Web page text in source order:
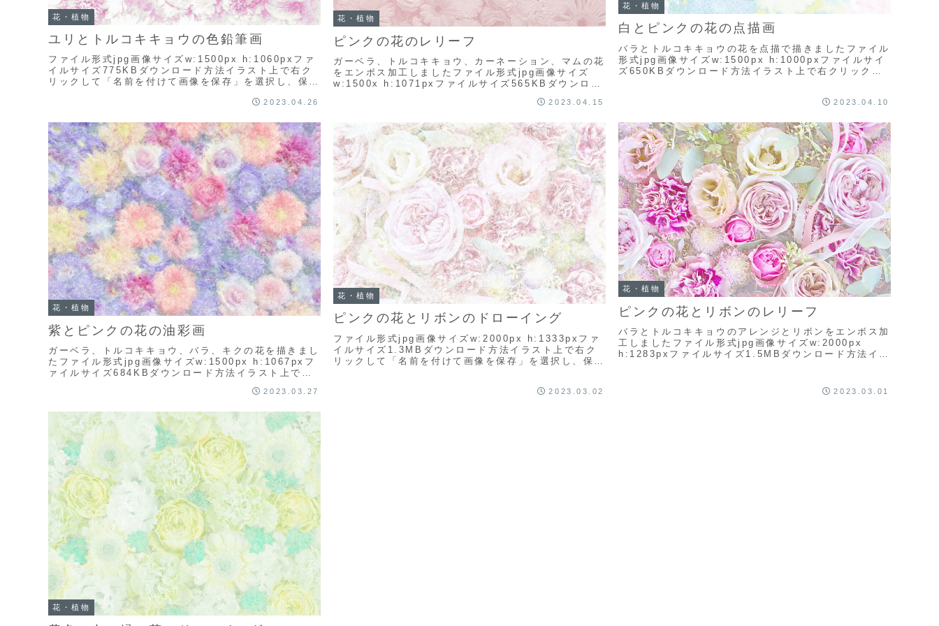
花・植物
ユリとトルコキキョウの色鉛筆画
ファイル形式jpg画像サイズw:1500px h:1060pxファ
イルサイズ775KBダウンロード方法イラスト上で右ク
リックして「名前を付けて画像を保存」を選択し、保存
2023.04.26
花・植物
ピンクの花のレリーフ
ガーベラ、トルコキキョウ、カーネーション、マムの花
をエンボス加工しましたファイル形式jpg画像サイズ
w:1500x h:1071pxファイルサイズ565KBダウンロー
2023.04.15
花・植物
白とピンクの花の点描画
バラとトルコキキョウの花を点描で描きましたファイル
形式jpg画像サイズw:1500px h:1000pxファイルサイ
ズ650KBダウンロード方法イラスト上で右クリックし
2023.04.10
花・植物
紫とピンクの花の油彩画
ガーベラ、トルコキキョウ、バラ、キクの花を描きまし
たファイル形式jpg画像サイズw:1500px h:1067pxフ
ァイルサイズ684KBダウンロード方法イラスト上で右
2023.03.27
花・植物
ピンクの花とリボンのドローイング
ファイル形式jpg画像サイズw:2000px h:1333pxファ
イルサイズ1.3MBダウンロード方法イラスト上で右ク
リックして「名前を付けて画像を保存」を選択し、保存
2023.03.02
花・植物
ピンクの花とリボンのレリーフ
バラとトルコキキョウのアレンジとリボンをエンボス加
工しましたファイル形式jpg画像サイズw:2000px
h:1283pxファイルサイズ1.5MBダウンロード方法イラ
2023.03.01
花・植物